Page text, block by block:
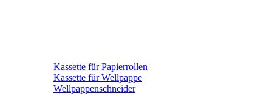
Kassette für Papierrollen
Kassette für Wellpappe
Wellpappenschneider